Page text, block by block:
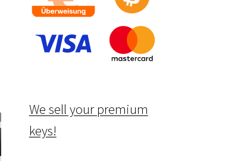
We sell your premium
keys!